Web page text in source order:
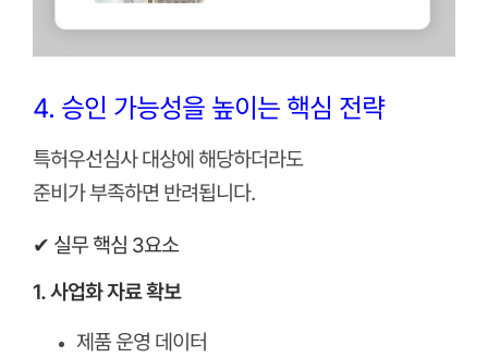
4. 승인 가능성을 높이는 핵심 전략
특허우선심사 대상에 해당하더라도
준비가 부족하면 반려됩니다.
✔ 실무 핵심 3요소
1. 사업화 자료 확보
제품 운영 데이터